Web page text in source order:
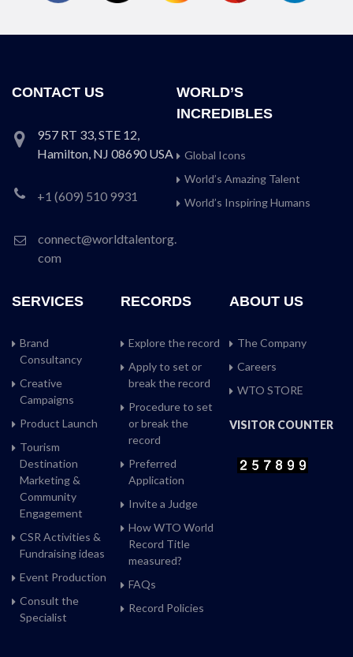
CONTACT US
957 RT 33, STE 12,
Hamilton, NJ 08690 USA
+1 (609) 510 9931
connect@worldtalentorg.
com
WORLD’S
INCREDIBLES
Global Icons
World’s Amazing Talent
World’s Inspiring Humans
SERVICES
Brand
Consultancy
Creative
Campaigns
Product Launch
Tourism
Destination
Marketing &
Community
Engagement
CSR Activities &
Fundraising ideas
Event Production
Consult the
Specialist
RECORDS
Explore the record
Apply to set or
break the record
Procedure to set
or break the
record
Preferred
Application
Invite a Judge
How WTO World
Record Title
measured?
FAQs
Record Policies
ABOUT US
The Company
Careers
WTO STORE
VISITOR COUNTER